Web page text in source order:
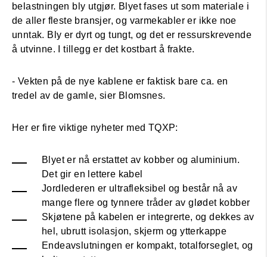
belastningen bly utgjør. Blyet fases ut som materiale i
de aller fleste bransjer, og varmekabler er ikke noe
unntak. Bly er dyrt og tungt, og det er ressurskrevende
å utvinne. I tillegg er det kostbart å frakte.
- Vekten på de nye kablene er faktisk bare ca. en
tredel av de gamle, sier Blomsnes.
Her er fire viktige nyheter med TQXP:
Blyet er nå erstattet av kobber og aluminium.
Det gir en lettere kabel
Jordlederen er ultrafleksibel og består nå av
mange flere og tynnere tråder av glødet kobber
Skjøtene på kabelen er integrerte, og dekkes av
hel, ubrutt isolasjon, skjerm og ytterkappe
Endeavslutningen er kompakt, totalforseglet, og